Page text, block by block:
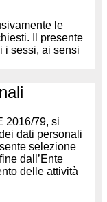
le
Il presente
i sessi, ai sensi
2016/79, si
dati personali
selezione
dall’Ente
delle attività